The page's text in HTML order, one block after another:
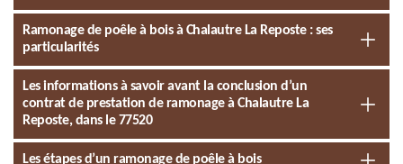
Ramonage de poêle à bois à Chalautre La Reposte : ses
particularités
Les informations à savoir avant la conclusion d’un
contrat de prestation de ramonage à Chalautre La
Reposte, dans le 77520
Les étapes d’un ramonage de poêle à bois